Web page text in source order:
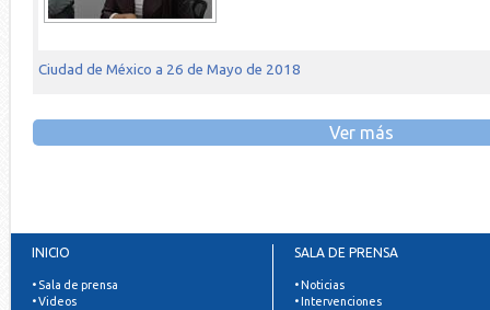
Ciudad de México a 26 de Mayo de 2018
Ver más
INICIO
• Sala de prensa
• Videos
SALA DE PRENSA
• Noticias
• Intervenciones